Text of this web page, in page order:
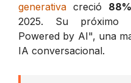
generativa creció
2025. Su próximo
Powered by AI", una
IA conversacional.